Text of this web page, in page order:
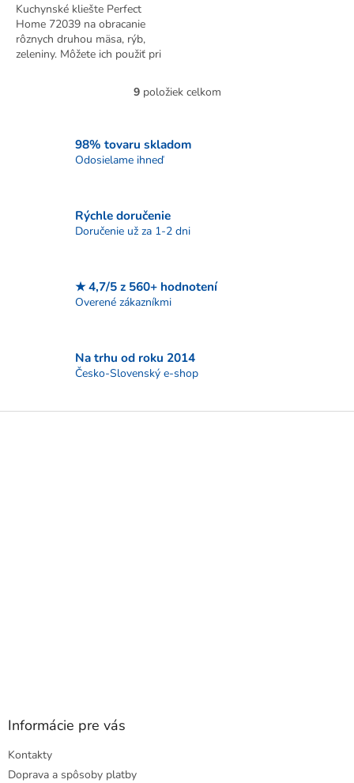
Kuchynské kliešte Perfect
Home 72039 na obracanie
rôznych druhou mäsa, rýb,
zeleniny. Môžete ich použiť pri
robustné, veľmi šikovné a
O
á
p
k
y
i
s
u
9položiek celkom
98% tovaru skladom
Odosielame ihneď
Rýchle doručenie
Doručenie už za 1-2 dni
★ 4,7/5 z 560+ hodnotení
Overené zákazníkmi
Na trhu od roku 2014
Česko-Slovenský e-shop
Z
Informácie pre vás
Kontakty
Doprava a spôsoby platby